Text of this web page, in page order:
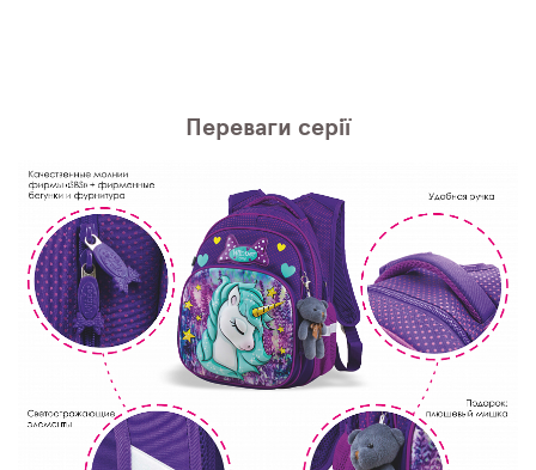
Переваги серії